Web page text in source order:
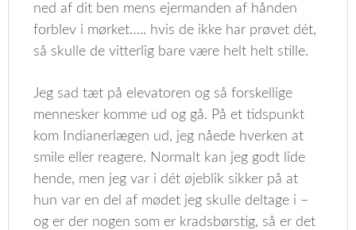
ned af dit ben mens ejermanden af hånden
forblev i mørket….. hvis de ikke har prøvet dét,
så skulle de vitterlig bare være helt helt stille.
Jeg sad tæt på elevatoren og så forskellige
mennesker komme ud og gå. På et tidspunkt
kom Indianerlægen ud, jeg nåede hverken at
smile eller reagere. Normalt kan jeg godt lide
hende, men jeg var i dét øjeblik sikker på at
hun var en del af mødet jeg skulle deltage i –
og er der nogen som er kradsbørstig, så er det